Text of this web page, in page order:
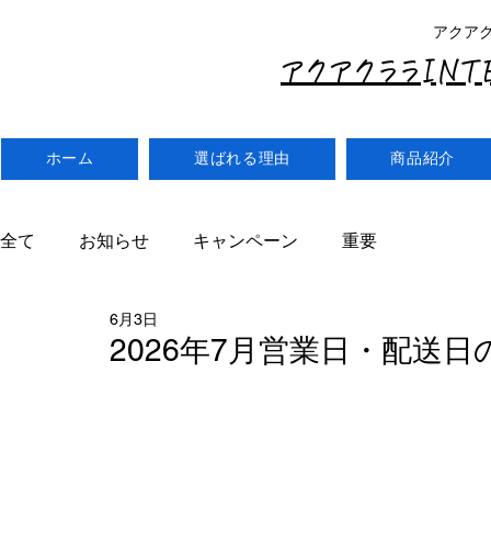
アクア
アクアクララ
ホーム 選ばれる理由 商品紹介
全て お知らせ キャンペーン 重要
2026年7月営業日・配送日
6月3日